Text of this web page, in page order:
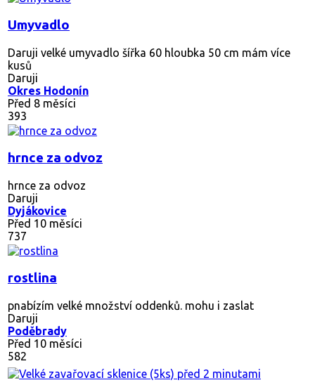
Umyvadlo
Daruji velké umyvadlo šířka 60 hloubka 50 cm mám více
kusů
Daruji
Okres Hodonín
Před 8 měsíci
393
hrnce za odvoz
hrnce za odvoz
Daruji
Dyjákovice
Před 10 měsíci
737
rostlina
pnabízím velké množství oddenků. mohu i zaslat
Daruji
Poděbrady
Před 10 měsíci
582